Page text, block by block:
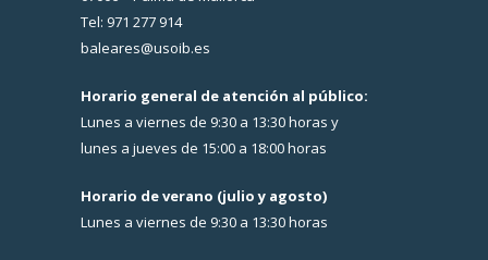
Tel: 971 277 914
baleares@usoib.es
Horario general de atención al público:
Lunes a viernes de 9:30 a 13:30 horas y
lunes a jueves de 15:00 a 18:00 horas
Horario de verano (julio y agosto)
Lunes a viernes de 9:30 a 13:30 horas